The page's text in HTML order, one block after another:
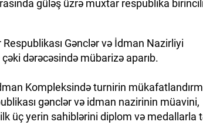
güləş üzrə muxtar respublika
Gənclər və İdman Nazirliyi
dərəcəsində mübarizə aparıb.
Kompleksində turnirin
gənclər və idman nazirinin müavini,
üç yerin sahiblərini diplom və medallarla